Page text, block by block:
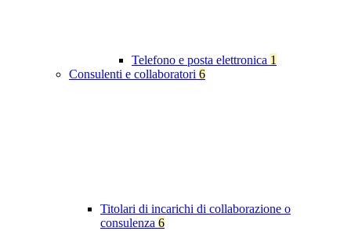
Telefono e posta elettronica 1
Consulenti e collaboratori 6
Titolari di incarichi di collaborazione o
consulenza 6